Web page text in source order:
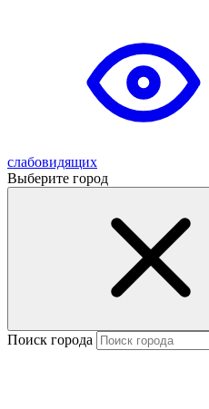
слабовидящих
Выберите город
Поиск города